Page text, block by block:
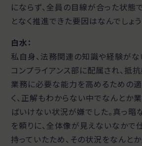
にならず、全員の目線が合った状態
となく推進できた要因はなんでしょう
白水：
私自身、法務関連の知識や経験がな
コンプライアンス部に配属され、抵
業務に必要な能力を高めるための
く、正解もわからない中でなんとか
ばいけない状況が嫌でした。真っ
を頼りに、全体像が見えないなかで
持っていたため、その状況をなんと